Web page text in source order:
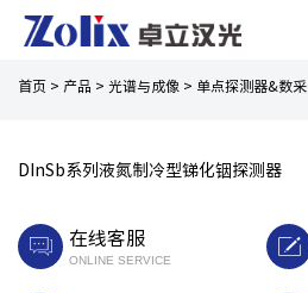
首页 > 产品 > 光谱与成像 > 单点探测器&数采
DInSb系列液氮制冷型锑化铟探测器
在线客服
ONLINE SERVICE